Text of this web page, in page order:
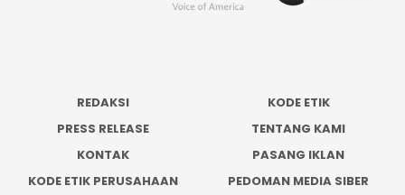
REDAKSI
KODE ETIK
PRESS RELEASE
TENTANG KAMI
KONTAK
PASANG IKLAN
KODE ETIK PERUSAHAAN
PEDOMAN MEDIA SIBER